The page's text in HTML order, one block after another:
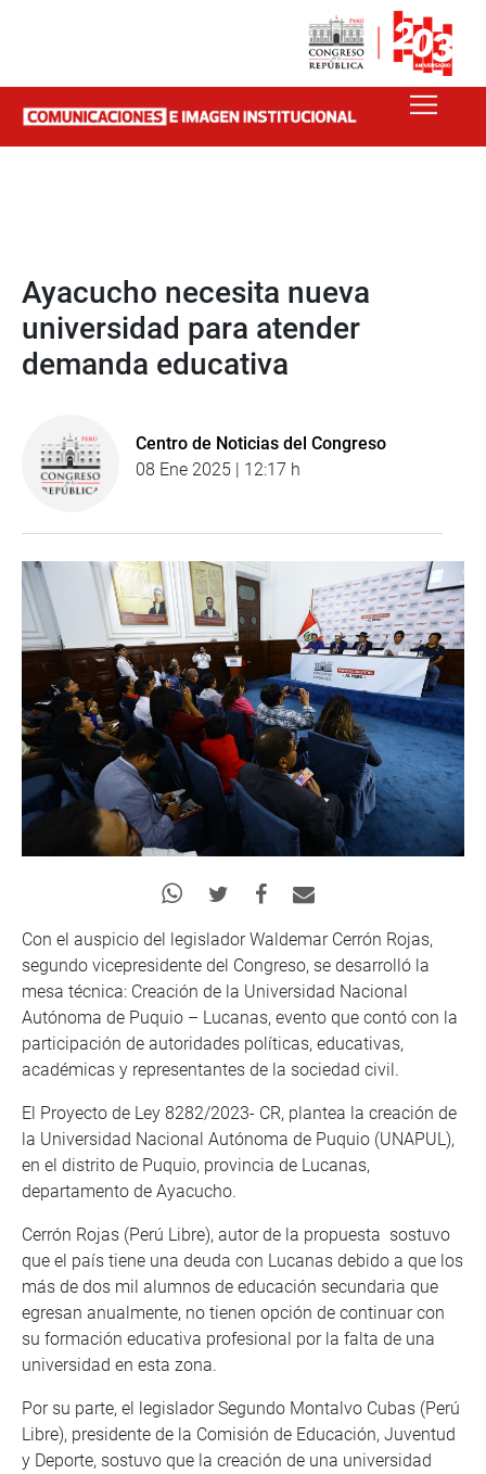
Ayacucho necesita nueva
universidad para atender
demanda educativa
Centro de Noticias del Congreso
08 Ene 2025 | 12:17 h
Con el auspicio del legislador Waldemar Cerrón Rojas,
segundo vicepresidente del Congreso, se desarrolló la
mesa técnica: Creación de la Universidad Nacional
Autónoma de Puquio – Lucanas, evento que contó con la
participación de autoridades políticas, educativas,
académicas y representantes de la sociedad civil.
El Proyecto de Ley 8282/2023- CR, plantea la creación de
la Universidad Nacional Autónoma de Puquio (UNAPUL),
en el distrito de Puquio, provincia de Lucanas,
departamento de Ayacucho.
Cerrón Rojas (Perú Libre), autor de la propuesta sostuvo
que el país tiene una deuda con Lucanas debido a que los
más de dos mil alumnos de educación secundaria que
egresan anualmente, no tienen opción de continuar con
su formación educativa profesional por la falta de una
universidad en esta zona.
Por su parte, el legislador Segundo Montalvo Cubas (Perú
Libre), presidente de la Comisión de Educación, Juventud
y Deporte, sostuvo que la creación de una universidad